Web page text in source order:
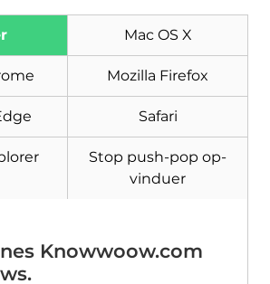
Mac OS X
Mozilla Firefox
Safari
Stop push-pop op-
vinduer
Knowwoow.com
til fjernelse af